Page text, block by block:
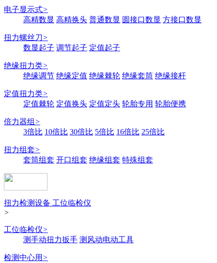
电子显示式>
高精数显 高精换头 普通数显 圆接口数显 方接口数显
扭力螺丝刀>
数显起子 调节起子 定值起子
绝缘扭力类>
绝缘调节 绝缘定值 绝缘棘轮 绝缘套筒 绝缘接杆
定值扭力类>
定值棘轮 定值换头 定值定头 轮胎专用 轮胎便携
倍力器组 >
3倍比 10倍比 30倍比 5倍比 16倍比 25倍比
扭力组套>
套筒组套 开口组套 绝缘组套 特殊组套
扭力检测设备 工位临检仪
>
工位临检仪>
测手动扭力扳手 测风动电动工具
检测中心用 >